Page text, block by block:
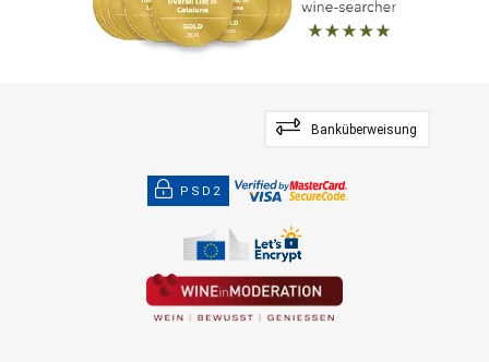
Banküberweisung
PSD2